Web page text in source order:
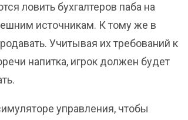
ловить бухгалтеров паба на
источникам. К тому же в
Учитывая их требований к
напитка, игрок должен будет
управления, чтобы